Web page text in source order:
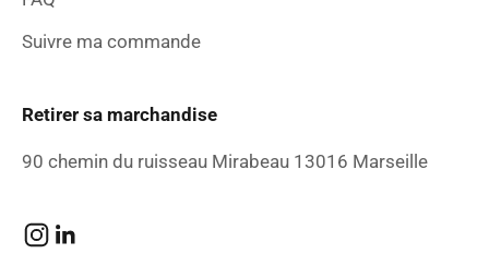
Suivre ma commande
Retirer sa marchandise
90 chemin du ruisseau Mirabeau 13016 Marseille